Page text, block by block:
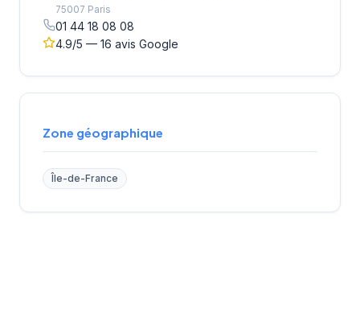
75007 Paris
01 44 18 08 08
4.9/5 — 16 avis Google
Zone géographique
Île-de-France